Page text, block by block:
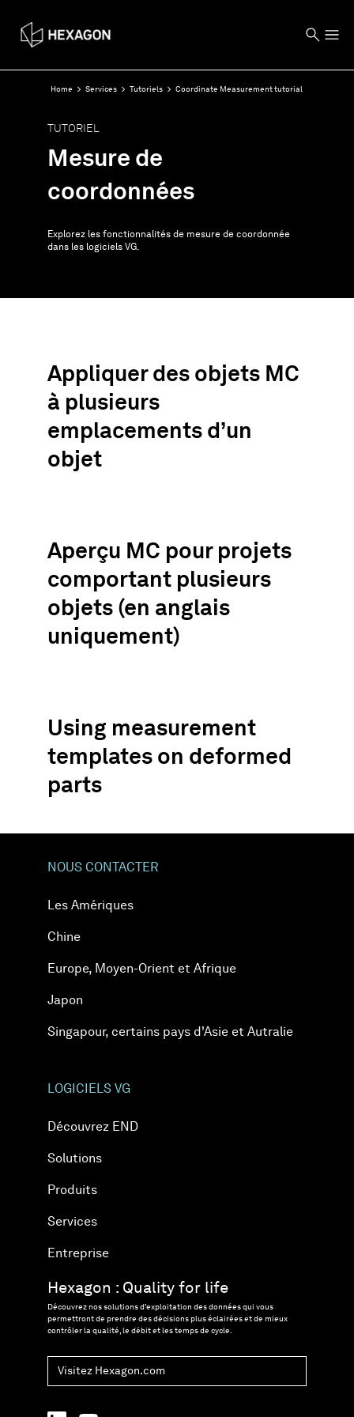
Home Services Tutoriels Coordinate Measurement tutorial
TUTORIEL
Mesure de
coordonnées
Explorez les fonctionnalités de mesure de coordonnée
dans les logiciels VG.
Appliquer des objets MC
à plusieurs
emplacements d’un
objet
Aperçu MC pour projets
comportant plusieurs
objets (en anglais
uniquement)
Using measurement
templates on deformed
parts
NOUS CONTACTER
Les Amériques
Chine
Europe, Moyen-Orient et Afrique
Japon
Singapour, certains pays d'Asie et Autralie
LOGICIELS VG
Découvrez END
Solutions
Produits
Services
Entreprise
Hexagon : Quality for life
Découvrez nos solutions d’exploitation des données qui vous
permettront de prendre des décisions plus éclairées et de mieux
contrôler la qualité, le débit et les temps de cycle.
Visitez Hexagon.com